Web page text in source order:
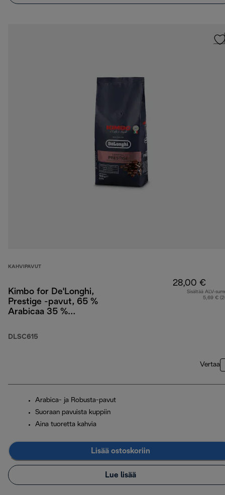
KAHVIPAVUT
Kimbo for De'Longhi,
Prestige -pavut, 65 %
Arabicaa 35 %
DLSC615
28,00 €
Sisältää ALV-
5,69 €
Vertaa
Arabica- ja Robusta-pavut
Suoraan pavuista kuppiin
Aina tuoretta kahvia
Lisää ostoskoriin
Lue lisää